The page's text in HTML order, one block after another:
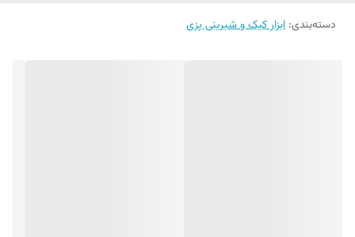
دسته‌بندی: ابزار کیک و شیرینی پزی